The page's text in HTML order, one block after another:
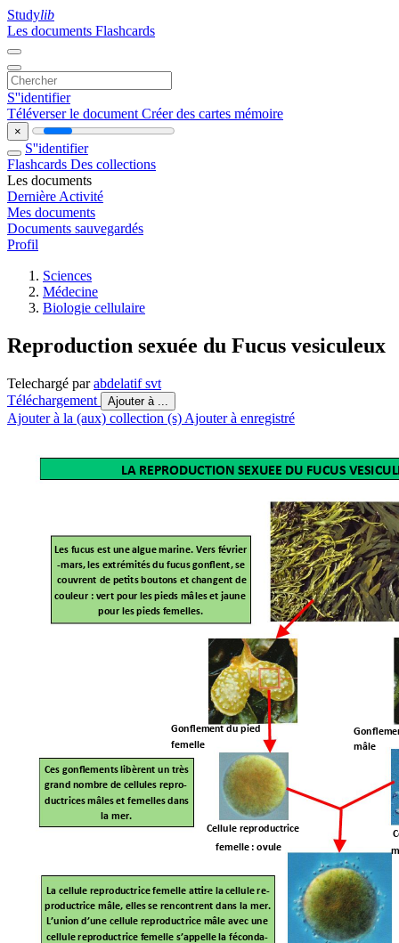
Studylib
Les documents Flashcards
S''identifier
Téléverser le document Créer des cartes mémoire
×
S''identifier
Flashcards Des collections
Les documents
Dernière Activité
Mes documents
Documents sauvegardés
Profil
Sciences
Médecine
Biologie cellulaire
Reproduction sexuée du Fucus vesiculeux
Telechargé parabdelatif svt
Téléchargement
Ajouter à ...
Ajouter à la (aux) collection (s) Ajouter à enregistré
LA REPRODUCTION SEXUEE DU FUCUS VE
Les fucus est une algue marine. Vers février
-mars, les extrémités du fucus gonent, se
couvrent de pets boutons et changent de
couleur : vert pour les pieds mâ les et jaune
pour les pieds femelles.
Gonement du pied
femelle
mâle
Cellule reproductrice
femelle : ovule
Ces gonements libèrent un très
grand nombre de cellules repro-
ductrices mâles et femelles dans
la mer.
La cellule reproductrice femelle are la cellule re-
productrice mâle, elles se rencontrent dans l a mer.
L’union d’une cellule reproductrice mâle avec une
cellule reproductrice femelle s’appelle la féconda-